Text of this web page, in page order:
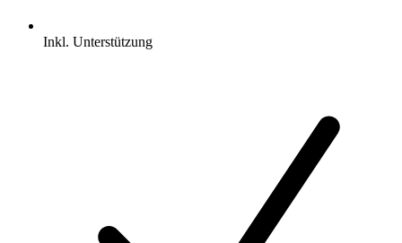
Inkl. Unterstützung